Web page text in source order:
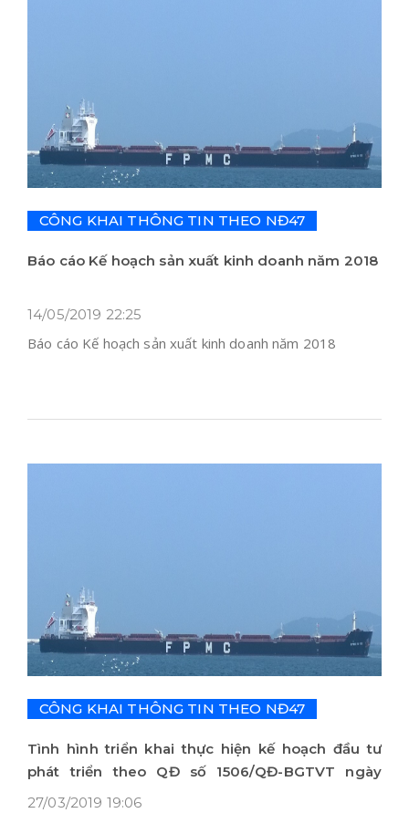
CÔNG KHAI THÔNG TIN THEO NĐ47
Báo cáo Kế hoạch sản xuất kinh doanh năm 2018
14/05/2019 22:25
Báo cáo Kế hoạch sản xuất kinh doanh năm 2018
CÔNG KHAI THÔNG TIN THEO NĐ47
Tình hình triển khai thực hiện kế hoạch đầu tư
phát triển theo QĐ số 1506/QĐ-BGTVT ngày
12/7/2018
27/03/2019 19:06